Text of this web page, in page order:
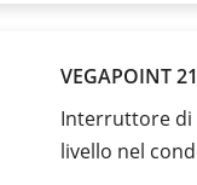
VEGAPOINT 21
Interruttore di
livello nel